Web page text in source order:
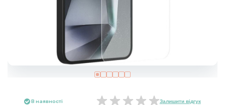
В наявності Залишити відгук